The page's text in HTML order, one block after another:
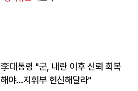
李대통령 "군, 내란 이후 신뢰 회복
해야…지휘부 헌신해달라"